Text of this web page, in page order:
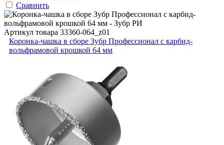
Сравнить
Артикул товара 33360-064_z01
Коронка-чашка в сборе Зубр Профессионал с карбид-
вольфрамовой крошкой 64 мм